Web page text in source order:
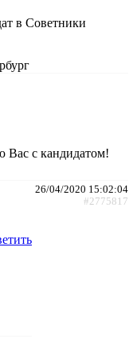
в Советники
Вас с кандидатом!
26/04/2020 15:02:04
#2775817